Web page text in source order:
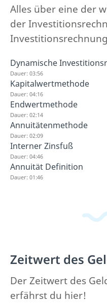
Alles über eine der
der
Dynamische
Dauer: 03:56
Kapitalwertmethode
Dauer: 04:16
Endwertmethode
Dauer: 02:14
Annuitätenmethode
Dauer: 02:09
Interner Zinsfuß
Dauer: 04:46
Annuität Definition
Dauer: 01:46
Zeitwert des
Der Zeitwert des
erfährst du hier!